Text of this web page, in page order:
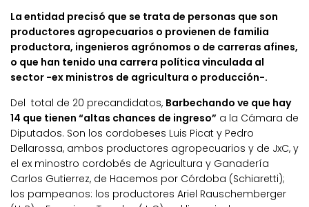
La entidad precisó que se trata de personas que son
productores agropecuarios o provienen de familia
productora, ingenieros agrónomos o de carreras afines,
o que han tenido una carrera política vinculada al
sector -ex ministros de agricultura o producción-.
Del total de 20 precandidatos, Barbechando ve que hay
14 que tienen “altas chances de ingreso” a la Cámara de
Diputados. Son los cordobeses Luis Picat y Pedro
Dellarossa, ambos productores agropecuarios y de JxC, y
el ex minostro cordobés de Agricultura y Ganadería
Carlos Gutierrez, de Hacemos por Córdoba (Schiaretti);
los pampeanos: los productores Ariel Rauschemberger